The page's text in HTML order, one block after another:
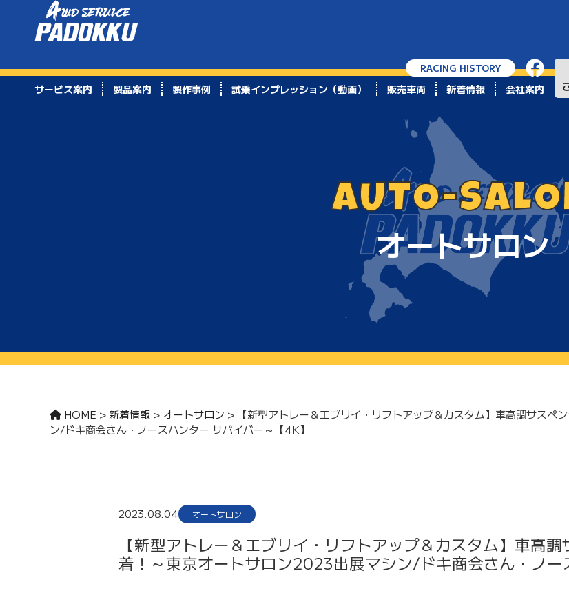
RACING HISTORY
サービス案内 製品案内 製作事例 試乗インプレッション（動画） 販売車両 新着情報 会社案内
AUTO-
オートサロン
HOME > 新着情報 > オートサロン >
【新型アトレー＆エブリイ・リフトアップ＆カスタム】車高調サス
ン/ドキ商会さん・ノースハンター サバイバー～【4K】
2023.08.04 オートサロン
【新型アトレー＆エブリイ・リフトアップ＆カスタム】車高
着！～東京オートサロン2023出展マシン/ドキ商会さん・ノー